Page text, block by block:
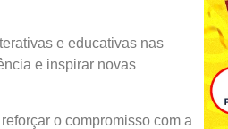
e educativas nas
e inspirar novas
o compromisso com a